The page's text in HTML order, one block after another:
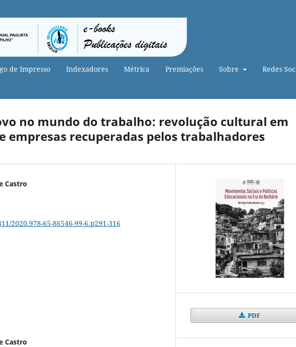
de Impresso Indexadores Métrica Premiações Sobre Redes
no mundo do trabalho: revolução cultural em
empresas recuperadas pelos trabalhadores
Castro
2020.978-65-86546-99-6.p291-316
Castro
PDF